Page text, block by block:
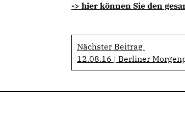
-> hier können Sie den
Nächster Beitrag
12.08.16 | Berliner